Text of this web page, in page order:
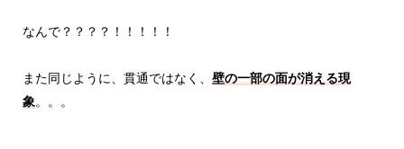
なんで？？？？！！！！！
また同じように、貫通ではなく、 壁の一部の面が消える現
象。。。